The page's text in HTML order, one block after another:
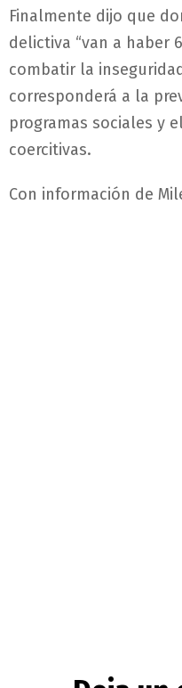
Finalmente dijo que
delictiva “van a haber
combatir la
corresponderá a la
programas sociales y
coercitivas.
Con información de